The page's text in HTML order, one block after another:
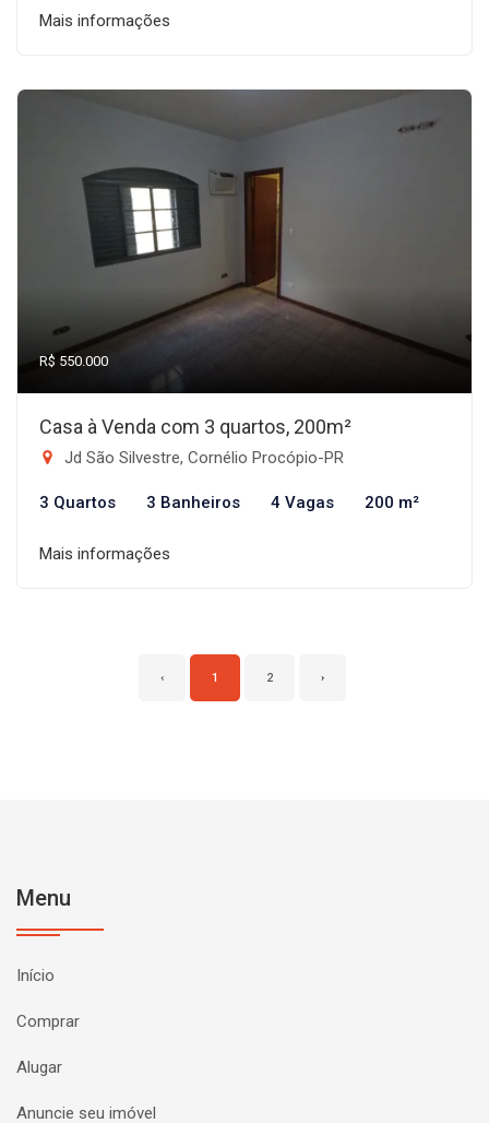
Mais informações
R$ 550.000
Casa à Venda com 3 quartos, 200m²
Jd São Silvestre, Cornélio Procópio-PR
3 Quartos 3 Banheiros 4 Vagas 200 m²
Mais informações
‹ 1 2 ›
Menu
Início
Comprar
Alugar
Anuncie seu imóvel